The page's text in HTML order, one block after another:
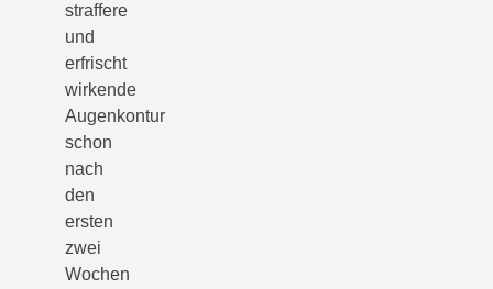
straffere
und
erfrischt
wirkende
Augenkontur
schon
nach
den
ersten
zwei
Wochen